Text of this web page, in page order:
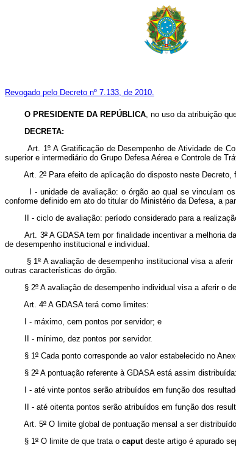
Revogado pelo Decreto nº 7.133, de 2010.
O PRESIDENTE DA REPÚBLICA, no uso da atribuição
DECRETA:
Art. 1ºA Gratificação de Desempenho de Atividade de
superior e intermediário do Grupo Defesa Aérea e Controle de
Art. 2º Para efeito de aplicação do disposto neste
I - unidade de avaliação: o órgão ao qual se vinculam os
conforme definido em ato do titular do Ministério da Defesa, a
II - ciclo de avaliação: período considerado para a
Art. 3ºA GDASA tem por finalidade incentivar a melhoria
de desempenho institucional e individual.
§ 1ºA avaliação de desempenho institucional visa a
outras características do órgão.
§ 2º A avaliação de desempenho individual visa a aferir o
Art. 4º A GDASA terá como limites:
I - máximo, cem pontos por servidor; e
II - mínimo, dez pontos por servidor.
§ 1º Cada ponto corresponde ao valor estabelecido no
§ 2º A pontuação referente à GDASA está assim distribuída:
I - até vinte pontos serão atribuídos em função dos
II - até oitenta pontos serão atribuídos em função dos
Art. 5º O limite global de pontuação mensal a ser
§ 1º O limite de que trata o caputdeste artigo é apurado